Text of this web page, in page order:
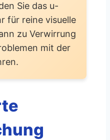
Sie das u-
für reine visuelle
zu Verwirrung
mit der